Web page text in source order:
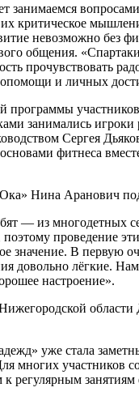
занимаемся
их критическое
невозможно без
общения.
прочувствовать
и личных
программы
занимались игроки
Сергея
фитнеса
Нина Аранович
— из многодетных
проведение
значение. В первую
довольно лёгкие.
настроение».
уже стала
многих участников
к регулярным занятиям